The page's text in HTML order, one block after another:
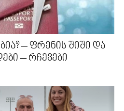
– ფრენის შიში და
– რჩევები